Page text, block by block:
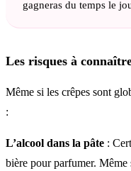
gagneras du temps le
Les risques à
Même si les crêpes sont
:
L’alcool dans la pâte :
bière pour parfumer. Même